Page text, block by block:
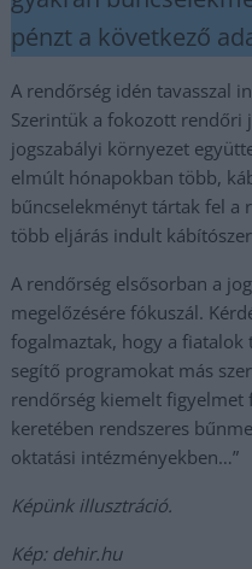
pénzt a következő
A rendőrség idén tavasszal
Szerintük a fokozott rendőri
jogszabályi környezet
elmúlt hónapokban több,
bűncselekményt tártak fel a
több eljárás indult
A rendőrség elsősorban a
megelőzésére fókuszál.
fogalmaztak, hogy a fiatalok
segítő programokat más
rendőrség kiemelt figyelmet
keretében rendszeres
oktatási intézményekben…”
Képünk illusztráció.
Kép: dehir.hu